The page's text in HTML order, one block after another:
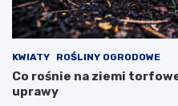
KWIATY ROŚLINY OGRODOWE
Co rośnie na ziemi
uprawy